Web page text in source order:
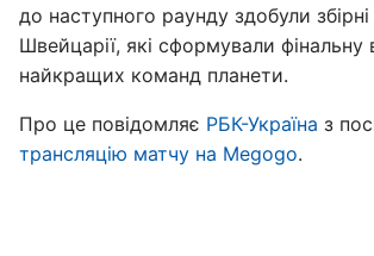
до наступного раунду здобули
Швейцарії, які сформували фінальну
найкращих команд планети.
Про це повідомляє РБК-Україна з
трансляцію матчу на Megogo.